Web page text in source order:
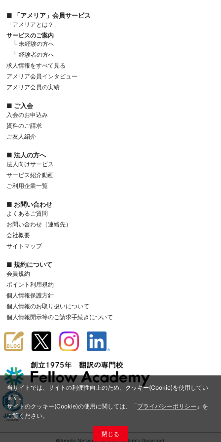
当サイトでは、サイトの利便性向上のため、クッキー(Cookie)を使用してい
ます。
サイトのクッキー(Cookie)の使用に関しては、「プライバシーポリシー 」を
ご覧ください。
閉じる
■ 「アメリア」会員サービス
「アメリアとは？」
サービスのご案内
└ 未経験の方へ
└ 経験者の方へ
求人情報をすべて見る
アメリア会員インタビュー
アメリア会員の実績
■ ご入会
入会のお申込み
資料のご請求
ご友人紹介
■ 法人の方へ
法人向けサービス
サービス紹介動画
ご利用企業一覧
■ お問い合わせ
よくあるご質問
お問い合わせ（連絡先）
会社概要
サイトマップ
■ 規約について
会員規約
ポイント利用規約
個人情報保護方針
個人情報のお取り扱いについて
個人情報開示等のご請求手続きについて
©Amelia Network Co.,Ltd. All Rights Reserved.